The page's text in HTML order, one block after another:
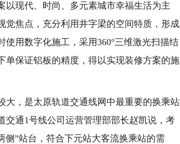
以现代、时尚、多元素城市幸福生活为主
觉焦点，充分利用井字梁的空间特质，形成
用数字化施工，采用360°三维激光扫描结
单保证铝板的精度，得以实现装修方案的施
，是太原轨道交通线网中最重要的换乘站
交通1号线公司运营管理部部长赵凯说，考
侧”站台，符合下元站大客流换乘站的需